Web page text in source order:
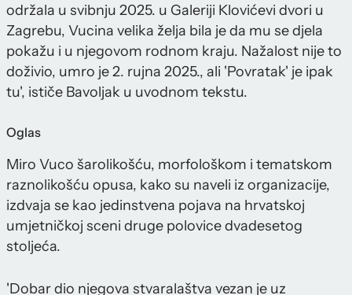
održala u svibnju 2025. u Galeriji Klovićevi dvori u
Zagrebu, Vucina velika želja bila je da mu se djela
pokažu i u njegovom rodnom kraju. Nažalost nije to
doživio, umro je 2. rujna 2025., ali 'Povratak' je ipak
tu', ističe Bavoljak u uvodnom tekstu.
Oglas
Miro Vuco šarolikošću, morfološkom i tematskom
raznolikošću opusa, kako su naveli iz organizacije,
izdvaja se kao jedinstvena pojava na hrvatskoj
umjetničkoj sceni druge polovice dvadesetog
stoljeća.
'Dobar dio njegova stvaralaštva vezan je uz